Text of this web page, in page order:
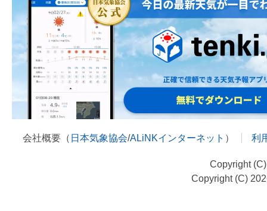
会社概要（ 日本気象協会/ALiNKインターネット ） 利
Copyright
Copyright (C)